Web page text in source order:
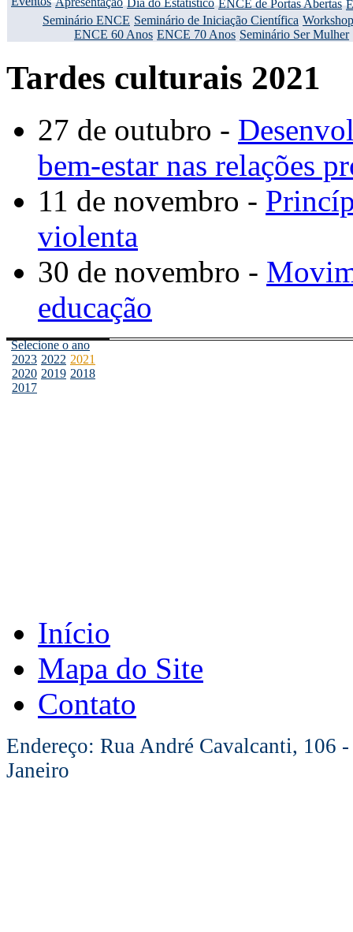
ENCE de Portas Abertas
Seminário ENCE Seminário de Iniciação Científica
ENCE 60 Anos ENCE 70 Anos Seminário Ser Mulher
Tardes culturais 2021
27 de outubro -
bem-estar nas relações
11 de novembro -
violenta
30 de novembro -
educação
Selecione o ano
2023 2022 2021
2020 2019 2018
2017
Início
Mapa do Site
Contato
Endereço: Rua André Cavalcanti, 106
Janeiro